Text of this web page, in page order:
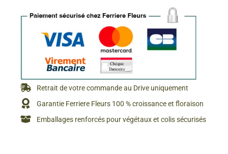
Retrait de votre commande au Drive uniquement
Garantie Ferriere Fleurs 100 % croissance et floraison
Emballages renforcés pour végétaux et colis sécurisés